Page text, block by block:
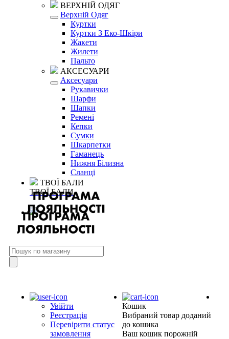
ВЕРХНІЙ ОДЯГ
Верхній Одяг
Куртки
Куртки З Еко-Шкіри
Жакети
Жилети
Пальто
АКСЕСУАРИ
Аксесуари
Рукавички
Шарфи
Шапки
Ремені
Кепки
Сумки
Шкарпетки
Гаманець
Нижня Білизна
Сланці
ТВОЇ БАЛИ
ТВОЇ БАЛИ
Увійти
Реєстрація
Перевірити статус
замовлення
Кошик
Вибраний товар доданий
до кошика
Ваш кошик порожній